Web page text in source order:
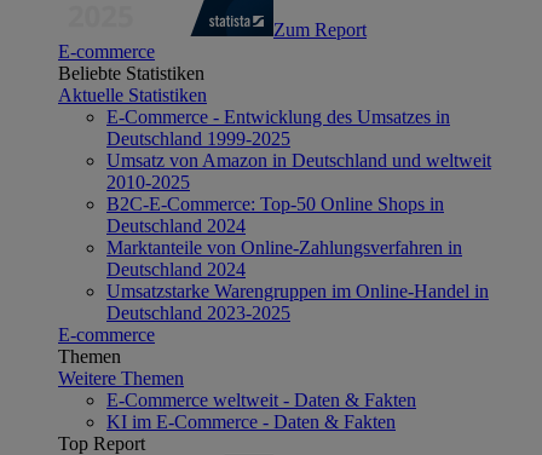
Zum Report
E-commerce
Beliebte Statistiken
Aktuelle Statistiken
E-Commerce - Entwicklung des Umsatzes in
Deutschland 1999-2025
Umsatz von Amazon in Deutschland und weltweit
2010-2025
B2C-E-Commerce: Top-50 Online Shops in
Deutschland 2024
Marktanteile von Online-Zahlungsverfahren in
Deutschland 2024
Umsatzstarke Warengruppen im Online-Handel in
Deutschland 2023-2025
E-commerce
Themen
Weitere Themen
E-Commerce weltweit - Daten & Fakten
KI im E-Commerce - Daten & Fakten
Top Report